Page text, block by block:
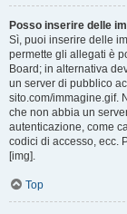
Posso inserire delle
Sì, puoi inserire delle
permette gli allegati è
Board; in alternativa
un server di pubblico
sito.com/immagine.gif.
che non abbia un
autenticazione, come
codici di accesso, ecc.
[img].
Top